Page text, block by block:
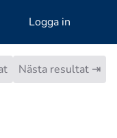
Logga in
Nästa resultat ⇥